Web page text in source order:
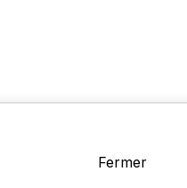
Fermer